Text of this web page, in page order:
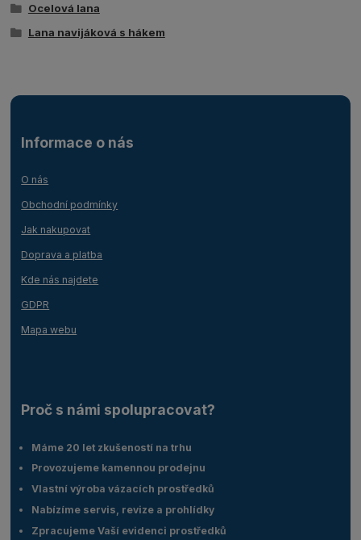
Ocelová lana
Lana navijáková s hákem
Informace o nás
O nás
Obchodní podmínky
Jak nakupovat
Doprava a platba
Kde nás najdete
GDPR
Mapa webu
Proč s námi spolupracovat?
Máme 20 let zkušeností na trhu
Provozujeme kamennou prodejnu
Vlastní výroba vázacích prostředků
Nabízíme servis, revize a prohlídky
Zpracujeme Vaší evidenci prostředků